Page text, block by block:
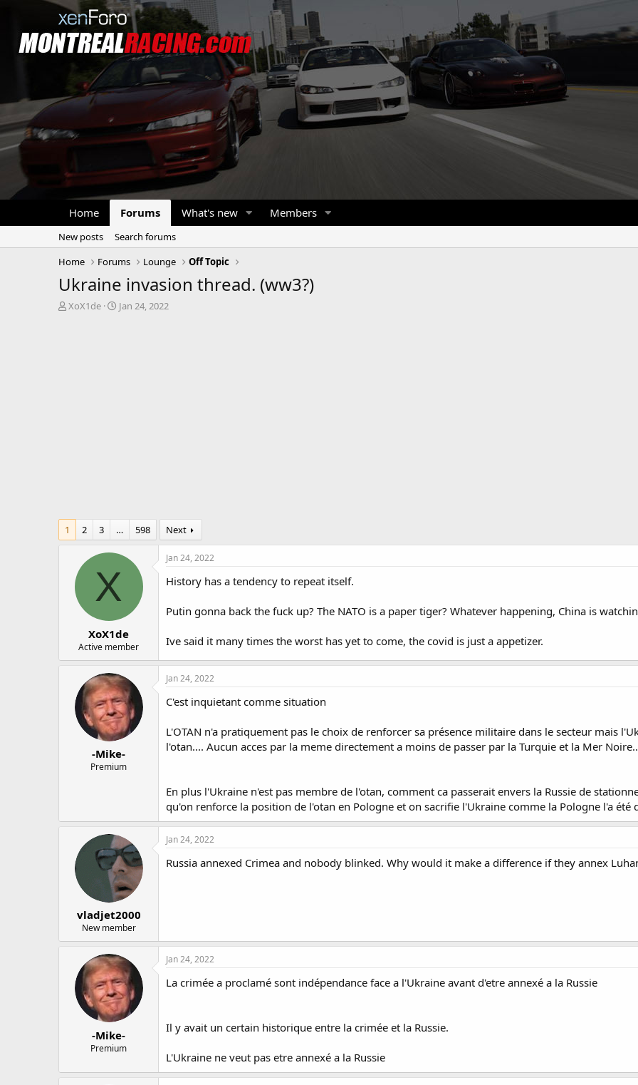
Home Forums What's new Members
New posts
Search forums
Home
Forums Lounge Off Topic
Ukraine invasion thread. (ww3?)
T
XoX1de
S
Jan 24, 2022
1 2 3 … 598 Next
X
XoX1de
Active member
Jan 24, 2022
History has a tendency to repeat itself.
Putin gonna back the fuck up? The NATO is a paper tiger? Whatever happening, China is
Ive said it many times the worst has yet to come, the covid is just a appetizer.
-Mike-
Premium
Jan 24, 2022
C'est inquietant comme situation
L'OTAN n'a pratiquement pas le choix de renforcer sa présence militaire dans le secteur mais
l'otan.... Aucun acces par la meme directement a moins de passer par la Turquie et la Mer
En plus l'Ukraine n'est pas membre de l'otan, comment ca passerait envers la Russie de
qu'on renforce la position de l'otan en Pologne et on sacrifie l'Ukraine comme la Pologne l'a été
vladjet2000
New member
Jan 24, 2022
Russia annexed Crimea and nobody blinked. Why would it make a difference if they annex
-Mike-
Premium
Jan 24, 2022
La crimée a proclamé sont indépendance face a l'Ukraine avant d'etre annexé a la Russie
Il y avait un certain historique entre la crimée et la Russie.
L'Ukraine ne veut pas etre annexé a la Russie